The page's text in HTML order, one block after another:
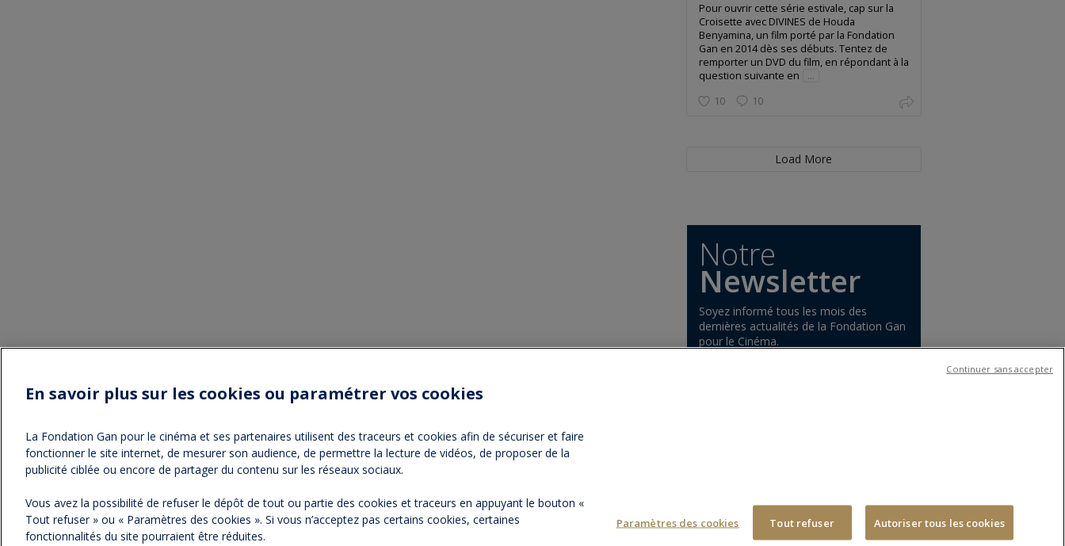
Pour ouvrir cette série estivale, cap sur la
Croisette avec DIVINES de Houda
Benyamina, un film porté par la Fondation
Gan en 2014 dès ses débuts. Tentez de
remporter un DVD du film, en répondant à la
question suivante en
...
10 10
Load More
Notre
Newsletter
Soyez informé tous les mois des
dernières actualités de la Fondation Gan
pour le Cinéma.
NOS NEWSLETTERS NOS PARTENAIRES ESPACE PRESSE
En savoir plus sur les cookies ou paramétrer vos cookies
La Fondation Gan pour le cinéma et ses partenaires utilisent des traceurs et cookies afin de sécuriser et faire
fonctionner le site internet, de mesurer son audience, de permettre la lecture de vidéos, de proposer de la
publicité ciblée ou encore de partager du contenu sur les réseaux sociaux.
Vous avez la possibilité de refuser le dépôt de tout ou partie des cookies et traceurs en appuyant le bouton «
Tout refuser » ou « Paramètres des cookies ». Si vous n’acceptez pas certains cookies, certaines
fonctionnalités du site pourraient être réduites.
Paramètres des cookies Tout refuser Autoriser tous les cookies
Continuer sans accepter